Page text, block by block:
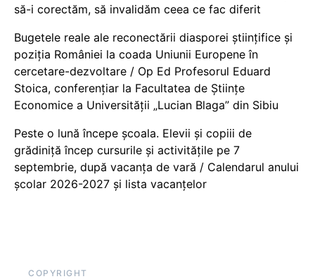
să-i corectăm, să invalidăm ceea ce fac diferit
Bugetele reale ale reconectării diasporei științifice și
poziția României la coada Uniunii Europene în
cercetare-dezvoltare / Op Ed Profesorul Eduard
Stoica, conferențiar la Facultatea de Științe
Economice a Universității „Lucian Blaga” din Sibiu
Peste o lună începe școala. Elevii și copiii de
grădiniță încep cursurile și activitățile pe 7
septembrie, după vacanța de vară / Calendarul anului
școlar 2026-2027 și lista vacanțelor
COPYRIGHT